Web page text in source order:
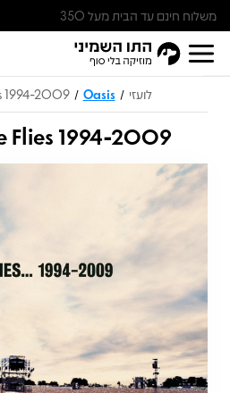
משלוח חינם עד הבית מעל 350
ש״ח
לועזי /
Oasis
/
1994-2009
Flies 1994-2009